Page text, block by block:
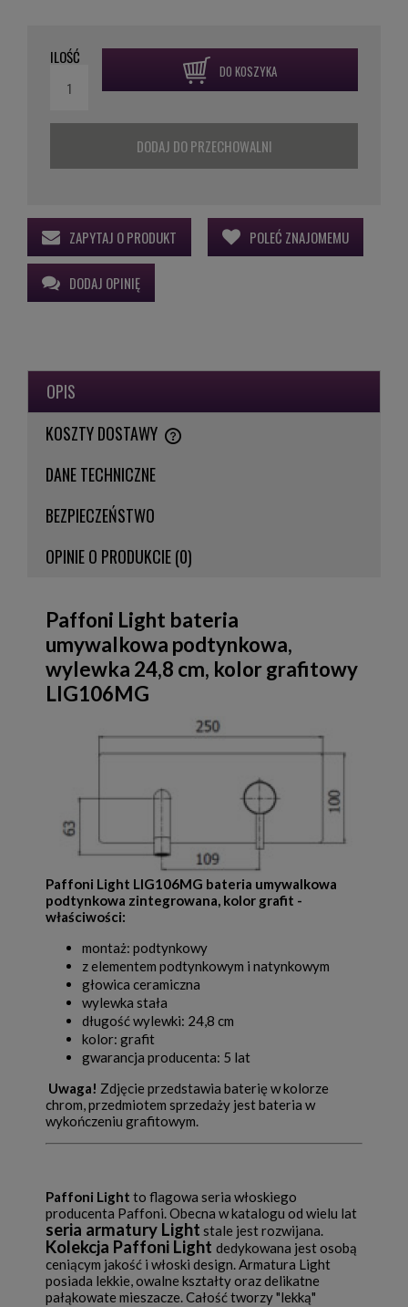
ILOŚĆ
DO KOSZYKA
DODAJ DO PRZECHOWALNI
ZAPYTAJ O PRODUKT POLEĆ ZNAJOMEMU
DODAJ OPINIĘ
OPIS
KOSZTY DOSTAWY
CENA NIE ZAWIERA EWENTUALNYCH KOSZTÓW PŁATNOŚCI
DANE TECHNICZNE
BEZPIECZEŃSTWO
OPINIE O PRODUKCIE (0)
Paffoni Light bateria
umywalkowa podtynkowa,
wylewka 24,8 cm, kolor grafitowy
LIG106MG
Paffoni Light LIG106MG bateria umywalkowa
podtynkowa zintegrowana, kolor grafit -
właściwości:
montaż: podtynkowy
z elementem podtynkowym i natynkowym
głowica ceramiczna
wylewka stała
długość wylewki: 24,8 cm
kolor: grafit
gwarancja producenta: 5 lat
Uwaga! Zdjęcie przedstawia baterię w kolorze
chrom, przedmiotem sprzedaży jest bateria w
wykończeniu grafitowym.
Paffoni Light to flagowa seria włoskiego
producenta Paffoni. Obecna w katalogu od wielu lat
seria armatury Light stale jest rozwijana.
Kolekcja Paffoni Light dedykowana jest osobą
ceniącym jakość i włoski design. Armatura Light
posiada lekkie, owalne kształty oraz delikatne
pałąkowate mieszacze. Całość tworzy "lekką"